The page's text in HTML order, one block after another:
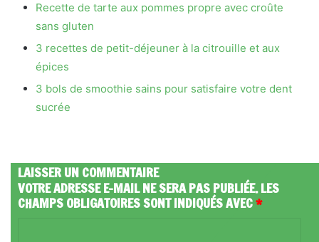
Recette de tarte aux pommes propre avec croûte
sans gluten
3 recettes de petit-déjeuner à la citrouille et aux
épices
3 bols de smoothie sains pour satisfaire votre dent
sucrée
LAISSER UN COMMENTAIRE
VOTRE ADRESSE E-MAIL NE SERA PAS PUBLIÉE.LES
CHAMPS OBLIGATOIRES SONT INDIQUÉS AVEC*